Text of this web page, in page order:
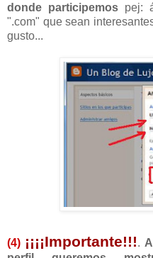
donde participemos pej:
".com" que sean
gusto...
(4) ¡¡¡¡Importante!!!.